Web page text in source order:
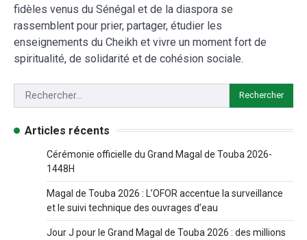
fidèles venus du Sénégal et de la diaspora se
rassemblent pour prier, partager, étudier les
enseignements du Cheikh et vivre un moment fort de
spiritualité, de solidarité et de cohésion sociale.
Articles récents
Cérémonie officielle du Grand Magal de Touba 2026-
1448H
Magal de Touba 2026 : L’OFOR accentue la surveillance
et le suivi technique des ouvrages d’eau
Jour J pour le Grand Magal de Touba 2026 : des millions